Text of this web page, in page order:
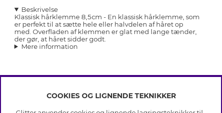
Beskrivelse
Klassisk hårklemme 8,5cm - En klassisk hårklemme, som
er perfekt til at sætte hele eller halvdelen af håret op
med. Overfladen af klemmen er glat med lange tænder,
der gør, at håret sidder godt.
Mere information
INFO
COOKIES OG LIGNENDE TEKNIKKER